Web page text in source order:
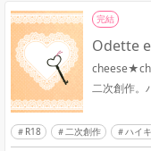
完結
Odette
二次創作。
R18 二次創作 ハイ